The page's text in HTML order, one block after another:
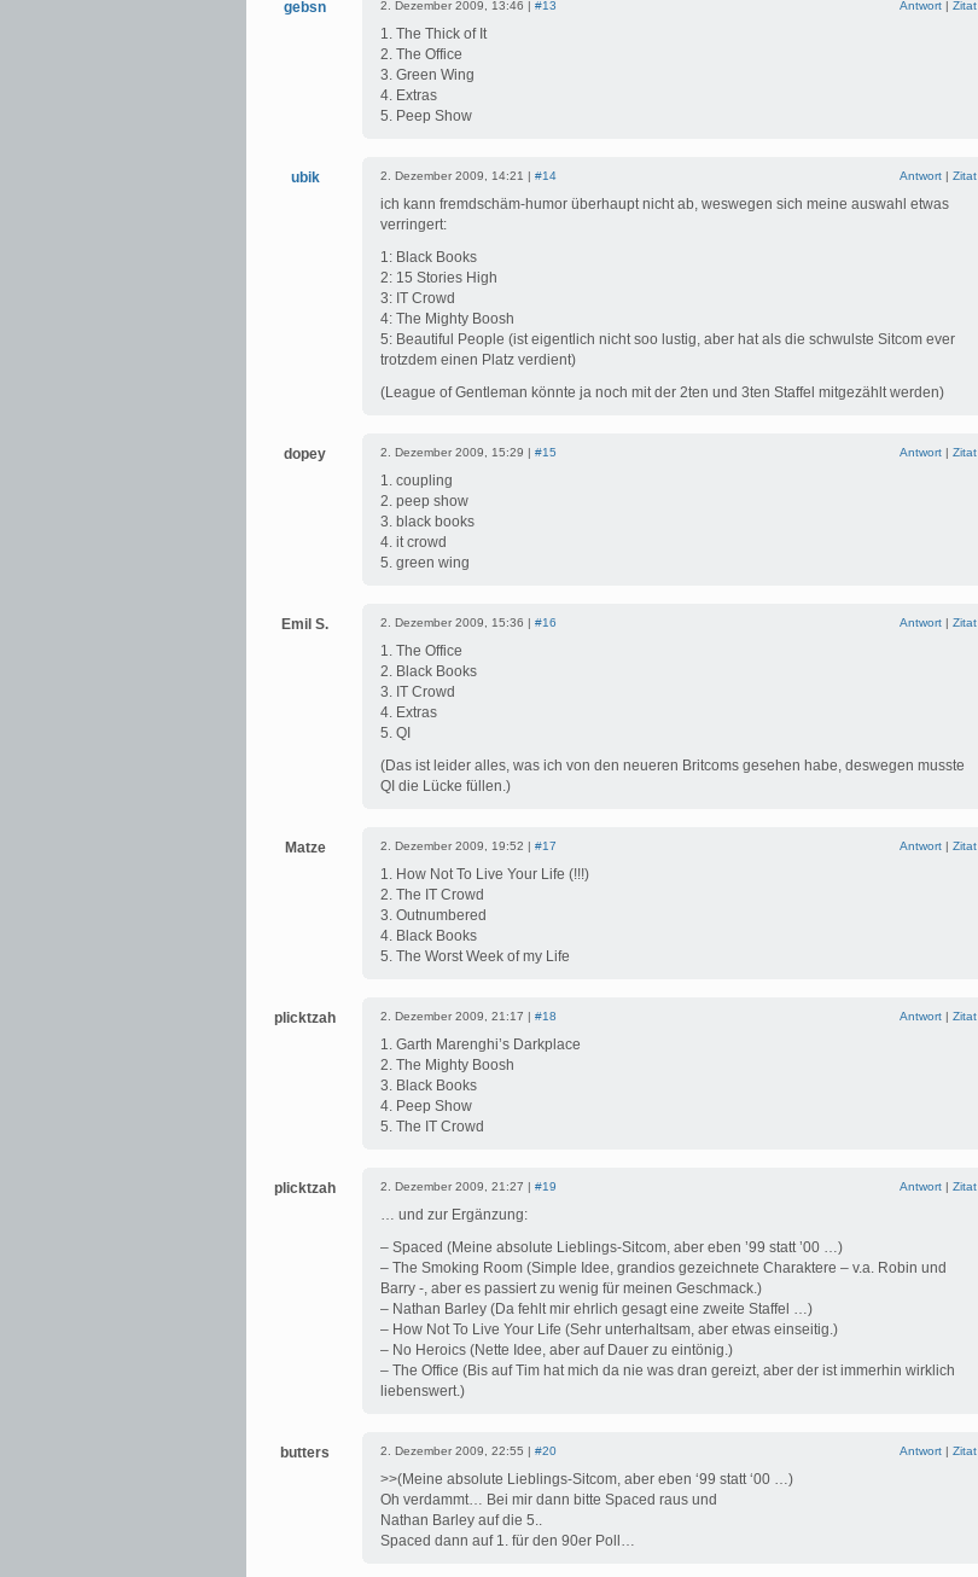
gebsn 2. Dezember 2009, 13:46 | #13 Antwort | Zitat
1. The Thick of It
2. The Office
3. Green Wing
4. Extras
5. Peep Show
ubik 2. Dezember 2009, 14:21 | #14 Antwort | Zitat
ich kann fremdschäm-humor überhaupt nicht ab, weswegen sich meine auswahl etwas
verringert:
1: Black Books
2: 15 Stories High
3: IT Crowd
4: The Mighty Boosh
5: Beautiful People (ist eigentlich nicht soo lustig, aber hat als die schwulste Sitcom ever
trotzdem einen Platz verdient)
(League of Gentleman könnte ja noch mit der 2ten und 3ten Staffel mitgezählt werden)
dopey 2. Dezember 2009, 15:29 | #15 Antwort | Zitat
1. coupling
2. peep show
3. black books
4. it crowd
5. green wing
Emil S. 2. Dezember 2009, 15:36 | #16 Antwort | Zitat
1. The Office
2. Black Books
3. IT Crowd
4. Extras
5. QI
(Das ist leider alles, was ich von den neueren Britcoms gesehen habe, deswegen musste
QI die Lücke füllen.)
Matze 2. Dezember 2009, 19:52 | #17 Antwort | Zitat
1. How Not To Live Your Life (!!!)
2. The IT Crowd
3. Outnumbered
4. Black Books
5. The Worst Week of my Life
plicktzah 2. Dezember 2009, 21:17 | #18 Antwort | Zitat
1. Garth Marenghi’s Darkplace
2. The Mighty Boosh
3. Black Books
4. Peep Show
5. The IT Crowd
plicktzah 2. Dezember 2009, 21:27 | #19 Antwort | Zitat
… und zur Ergänzung:
– Spaced (Meine absolute Lieblings-Sitcom, aber eben ’99 statt ’00 …)
– The Smoking Room (Simple Idee, grandios gezeichnete Charaktere – v.a. Robin und
Barry -, aber es passiert zu wenig für meinen Geschmack.)
– Nathan Barley (Da fehlt mir ehrlich gesagt eine zweite Staffel …)
– How Not To Live Your Life (Sehr unterhaltsam, aber etwas einseitig.)
– No Heroics (Nette Idee, aber auf Dauer zu eintönig.)
– The Office (Bis auf Tim hat mich da nie was dran gereizt, aber der ist immerhin wirklich
liebenswert.)
butters 2. Dezember 2009, 22:55 | #20 Antwort | Zitat
>>(Meine absolute Lieblings-Sitcom, aber eben ‘99 statt ‘00 …)
Oh verdammt… Bei mir dann bitte Spaced raus und
Nathan Barley auf die 5..
Spaced dann auf 1. für den 90er Poll…